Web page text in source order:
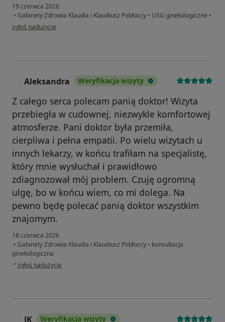
19 czerwca 2026
• Gabinety Zdrowia Klaudia i Klaudiusz Pobłoccy • USG ginekologiczne •
w opinii użytkownika Emilia
zgłoś nadużycie
Aleksandra Weryfikacja wizyty
Z całego serca polecam panią doktor! Wizyta
przebiegła w cudownej, niezwykle komfortowej
atmosferze. Pani doktor była przemiła,
cierpliwa i pełna empatii. Po wielu wizytach u
innych lekarzy, w końcu trafiłam na specjalistę,
który mnie wysłuchał i prawidłowo
zdiagnozował mój problem. Czuję ogromną
ulgę, bo w końcu wiem, co mi dolega. Na
pewno będę polecać panią doktor wszystkim
znajomym.
18 czerwca 2026
• Gabinety Zdrowia Klaudia i Klaudiusz Pobłoccy • konsultacja
ginekologiczna
• w opinii użytkownika Aleksandra
zgłoś nadużycie
JK Weryfikacja wizyty